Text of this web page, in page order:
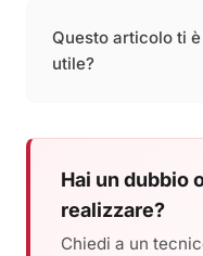
Questo articolo ti
utile?
Hai un dubbio
realizzare?
Chiedi a un